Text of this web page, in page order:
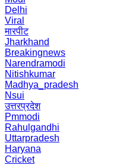
Delhi
Viral
मारपीट
Jharkhand
Breakingnews
Narendramodi
Nitishkumar
Madhya_pradesh
Nsui
उत्तरप्रदेश
Pmmodi
Rahulgandhi
Uttarpradesh
Haryana
Cricket